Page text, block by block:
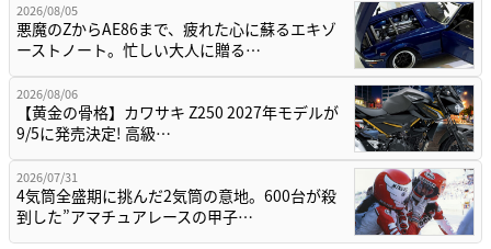
2026/08/05
悪魔のZからAE86まで、疲れた心に蘇るエキゾ
ーストノート。忙しい大人に贈る…
2026/08/06
【黄金の骨格】カワサキ Z250 2027年モデルが
9/5に発売決定! 高級…
2026/07/31
4気筒全盛期に挑んだ2気筒の意地。600台が殺
到した”アマチュアレースの甲子…